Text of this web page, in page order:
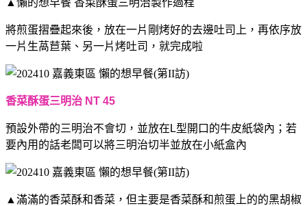
將煎蛋摺疊起來後，放在一片剛烤好的去邊吐司上，再依序放
一片生萵苣葉、另一片烤吐司，就完成啦
香菜酥蛋三明治 NT 45
預設外帶的三明治不會切，並放在L型開口的牛皮紙袋內；若
要內用的話老闆可以將三明治切半並放在小紙盒內
▲滿滿的香菜酥和香菜，但主要是香菜酥和煎蛋上的的黑胡椒